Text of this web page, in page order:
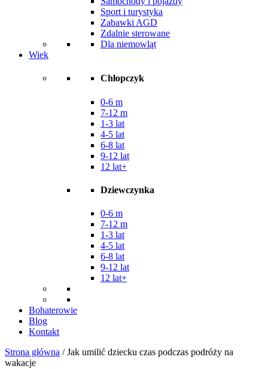
Sport i turystyka
Zabawki AGD
Zdalnie sterowane
Dla niemowląt
Wiek
Chłopczyk
0-6 m
7-12 m
1-3 lat
4-5 lat
6-8 lat
9-12 lat
12 lat+
Dziewczynka
0-6 m
7-12 m
1-3 lat
4-5 lat
6-8 lat
9-12 lat
12 lat+
Bohaterowie
Blog
Kontakt
Strona główna / Jak umilić dziecku czas podczas podróży na
wakacje